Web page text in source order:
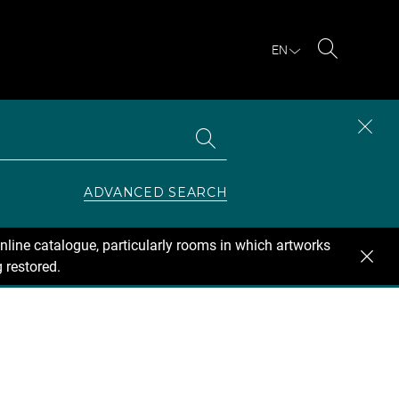
EN
ADVANCED SEARCH
catalogue, particularly rooms in which artworks
restored.